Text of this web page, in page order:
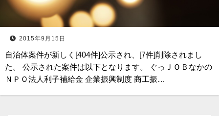
2015年9月15日
自治体案件が新しく[404件]公示され、[7件]削除されまし
た。 公示された案件は以下となります。 ぐっＪＯＢなかの
ＮＰＯ法人利子補給金 企業振興制度 商工振…